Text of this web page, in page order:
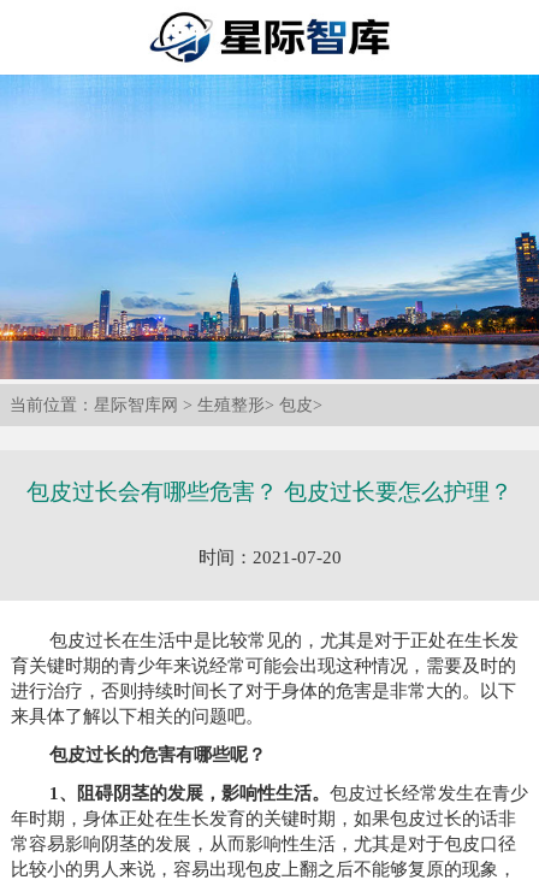
当前位置： 星际智库网 > 生殖整形> 包皮>
包皮过长会有哪些危害？ 包皮过长要怎么护理？
时间：2021-07-20
包皮过长在生活中是比较常见的，尤其是对于正处在生长发
育关键时期的青少年来说经常可能会出现这种情况，需要及时的
进行治疗，否则持续时间长了对于身体的危害是非常大的。以下
来具体了解以下相关的问题吧。
包皮过长的危害有哪些呢？
1、阻碍阴茎的发展，影响性生活。 包皮过长经常发生在青少
年时期，身体正处在生长发育的关键时期，如果包皮过长的话非
常容易影响阴茎的发展，从而影响性生活，尤其是对于包皮口径
比较小的男人来说，容易出现包皮上翻之后不能够复原的现象，